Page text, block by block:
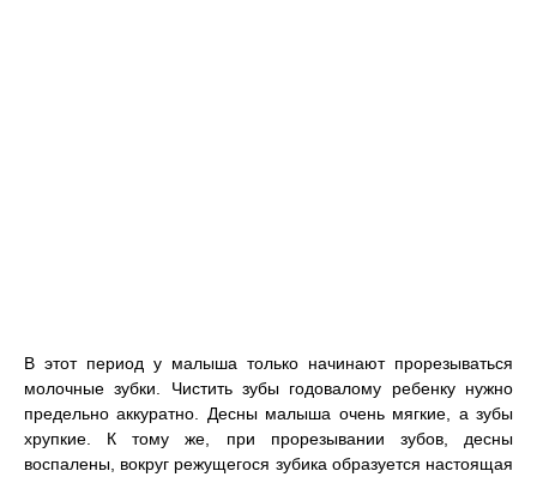
В этот период у малыша только начинают прорезываться
молочные зубки. Чистить зубы годовалому ребенку нужно
предельно аккуратно. Десны малыша очень мягкие, а зубы
хрупкие. К тому же, при прорезывании зубов, десны
воспалены, вокруг режущегося зубика образуется настоящая